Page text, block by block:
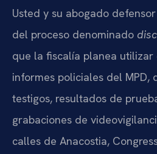
Usted y su abogado
del proceso denominado
que la fiscalía planea utilizar
informes policiales del MPD,
testigos, resultados de
grabaciones de
calles de Anacostia,